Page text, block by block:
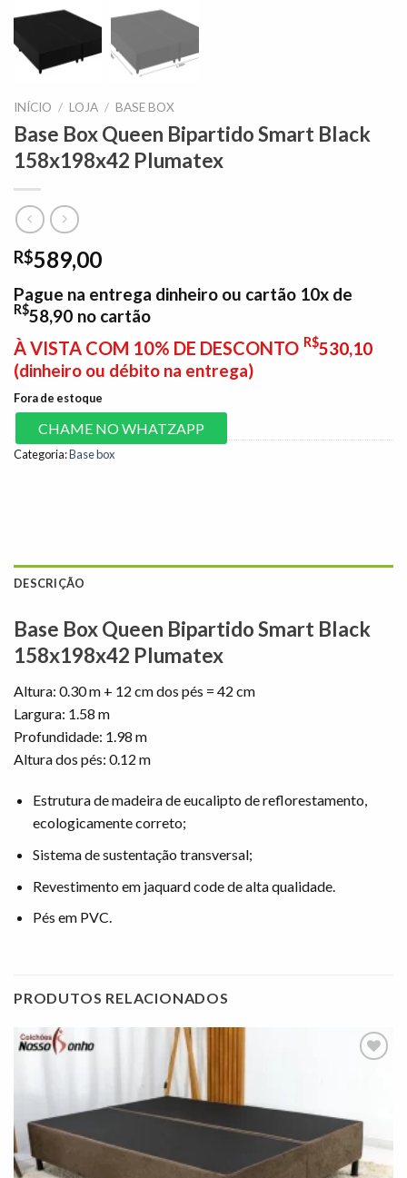
INÍCIO / LOJA / BASE BOX
Base Box Queen Bipartido Smart Black
158x198x42 Plumatex
R$589,00
Pague na entrega dinheiro ou cartão 10x de
R$58,90 no cartão
À VISTA COM 10% DE DESCONTO R$530,10
(dinheiro ou débito na entrega)
Fora de estoque
CHAME NO WHATZAPP
Categoria:Base box
DESCRIÇÃO
Base Box Queen Bipartido Smart Black
158x198x42 Plumatex
Altura: 0.30 m + 12 cm dos pés = 42 cm
Largura: 1.58 m
Profundidade: 1.98 m
Altura dos pés: 0.12 m
Estrutura de madeira de eucalipto de reflorestamento,
ecologicamente correto;
Sistema de sustentação transversal;
Revestimento em jaquard code de alta qualidade.
Pés em PVC.
PRODUTOS RELACIONADOS
à lista de
desejos"